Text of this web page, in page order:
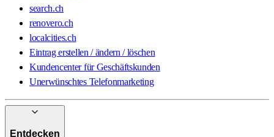
search.ch
renovero.ch
localcities.ch
Eintrag erstellen / ändern / löschen
Kundencenter für Geschäftskunden
Unerwünschtes Telefonmarketing
Entdecken